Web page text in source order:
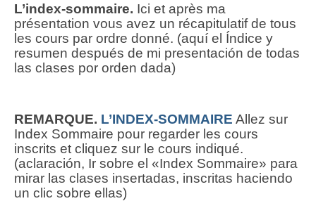
L’index-sommaire. Ici et après ma
présentation vous avez un récapitulatif de tous
les cours par ordre donné. (aquí el Índice y
resumen después de mi presentación de todas
las clases por orden dada)
REMARQUE. L’INDEX-SOMMAIRE Allez sur
Index Sommaire pour regarder les cours
inscrits et cliquez sur le cours indiqué.
(aclaración, Ir sobre el «Index Sommaire» para
mirar las clases insertadas, inscritas haciendo
un clic sobre ellas)